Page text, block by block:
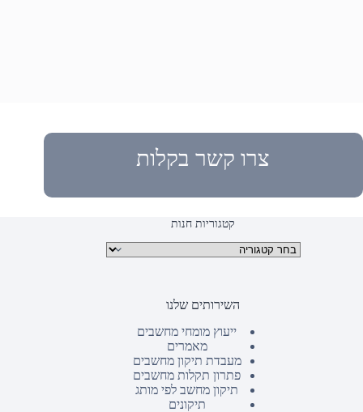
צרו קשר בקלות
קטגוריות חנות
קטגוריות מוצרים
השירותים שלנו
ייעוץ מומחי מחשבים
מאמרים
מעבדת תיקון מחשבים
פתרון תקלות מחשבים
תיקון מחשב לפי מותג
תיקונים